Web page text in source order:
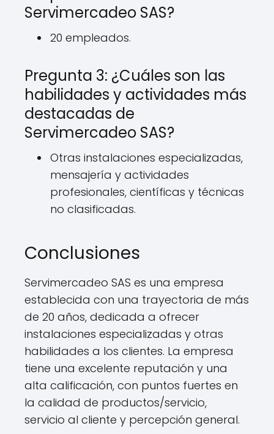
Servimercadeo SAS?
20 empleados.
Pregunta 3: ¿Cuáles son las
habilidades y actividades más
destacadas de
Servimercadeo SAS?
Otras instalaciones especializadas,
mensajería y actividades
profesionales, científicas y técnicas
no clasificadas.
Conclusiones
Servimercadeo SAS es una empresa
establecida con una trayectoria de más
de 20 años, dedicada a ofrecer
instalaciones especializadas y otras
habilidades a los clientes. La empresa
tiene una excelente reputación y una
alta calificación, con puntos fuertes en
la calidad de productos/servicio,
servicio al cliente y percepción general.